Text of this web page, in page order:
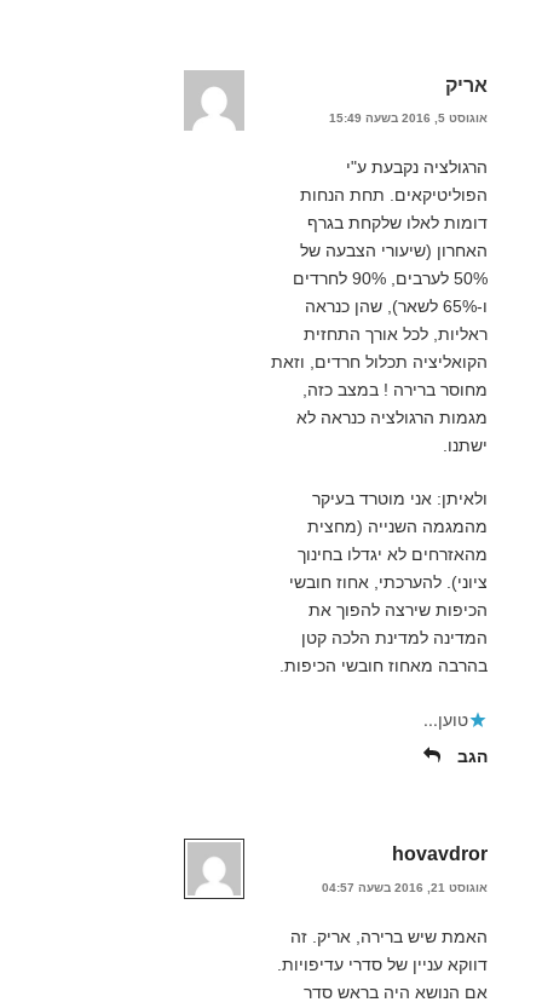
אריק
אוגוסט 5, 2016 בשעה 15:49
הרגולציה נקבעת ע"י
הפוליטיקאים. תחת הנחות
דומות לאלו שלקחת בגרף
האחרון (שיעורי הצבעה של
50% לערבים, 90% לחרדים
ו-65% לשאר), שהן כנראה
ראליות, לכל אורך התחזית
הקואליציה תכלול חרדים, וזאת
מחוסר ברירה ! במצב כזה,
מגמות הרגולציה כנראה לא
ישתנו.
ולאיתן: אני מוטרד בעיקר
מהמגמה השנייה (מחצית
מהאזרחים לא יגדלו בחינוך
ציוני). להערכתי, אחוז חובשי
הכיפות שירצה להפוך את
המדינה למדינת הלכה קטן
בהרבה מאחוז חובשי הכיפות.
טוען...
הגב
hovavdror
אוגוסט 21, 2016 בשעה 04:57
האמת שיש ברירה, אריק. זה
דווקא עניין של סדרי עדיפויות.
אם הנושא היה בראש סדר